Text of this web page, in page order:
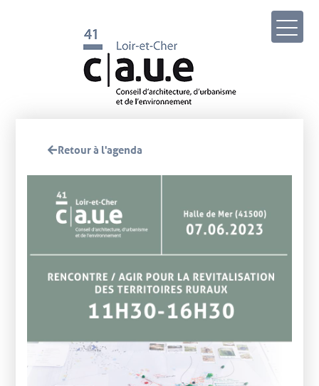
Retour à l'agenda